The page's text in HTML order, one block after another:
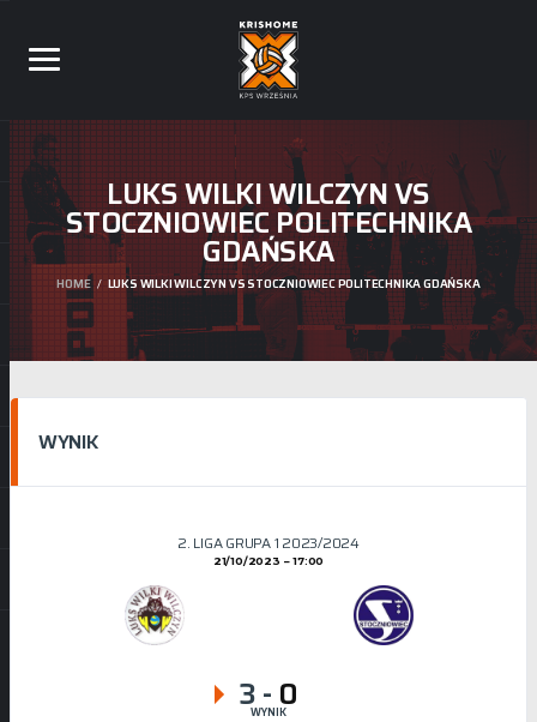
LUKS WILKI WILCZYN VS
STOCZNIOWIEC POLITECHNIKA
GDAŃSKA
HOME LUKS WILKI WILCZYN VS STOCZNIOWIEC POLITECHNIKA GDAŃSKA
WYNIK
2. LIGA GRUPA 1 2023/2024
21/10/2023 17:00
3- 0
WYNIK